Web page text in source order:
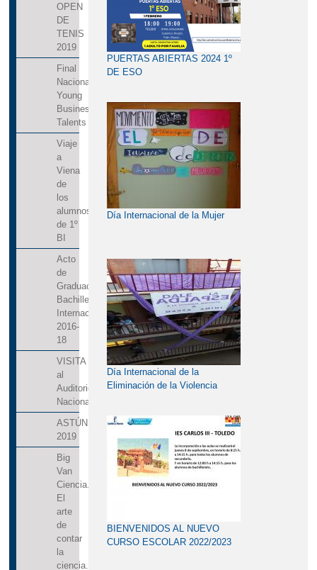
OPEN
DE
TENIS
2019
Final
Nacional
Young
Business
Talents
Viaje
a
Viena
de
los
alumnos
de 1º
BI
Acto
de
Graduación
Bachillerato
Internacional
2016-
18
VISITA
al
Auditorio
Nacional
ASTÚN
2019
Big
Van
Ciencia.
El
arte
de
contar
la
ciencia.
PUERTAS ABIERTAS 2024 1º
DE ESO
Día Internacional de la Mujer
Día Internacional de la
Eliminación de la Violencia
BIENVENIDOS AL NUEVO
CURSO ESCOLAR 2022/2023